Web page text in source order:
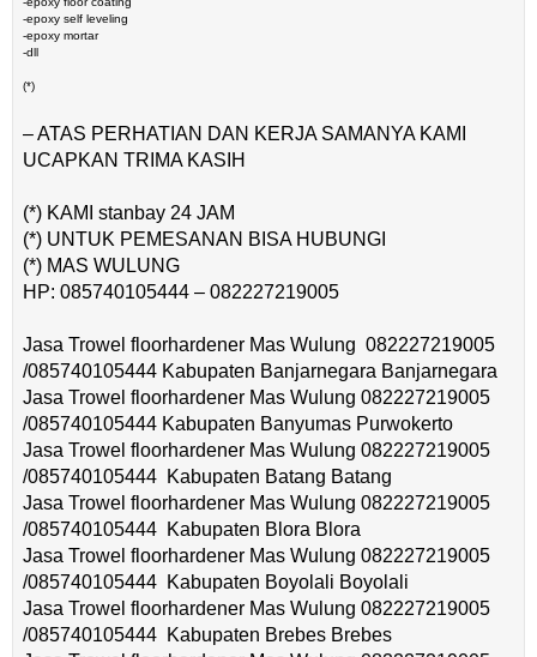
-epoxy self leveling
-epoxy mortar
-dll
(*)
– ATAS PERHATIAN DAN KERJA SAMANYA KAMI
UCAPKAN TRIMA KASIH
(*) KAMI stanbay 24 JAM
(*) UNTUK PEMESANAN BISA HUBUNGI
(*) MAS WULUNG
HP: 085740105444 – 082227219005
Jasa Trowel floorhardener Mas Wulung 082227219005
/085740105444 Kabupaten Banjarnegara Banjarnegara
Jasa Trowel floorhardener Mas Wulung 082227219005
/085740105444 Kabupaten Banyumas Purwokerto
Jasa Trowel floorhardener Mas Wulung 082227219005
/085740105444 Kabupaten Batang Batang
Jasa Trowel floorhardener Mas Wulung 082227219005
/085740105444 Kabupaten Blora Blora
Jasa Trowel floorhardener Mas Wulung 082227219005
/085740105444 Kabupaten Boyolali Boyolali
Jasa Trowel floorhardener Mas Wulung 082227219005
/085740105444 Kabupaten Brebes Brebes